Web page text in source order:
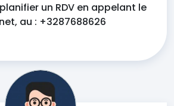
un RDV en appelant le
au : +3287688626